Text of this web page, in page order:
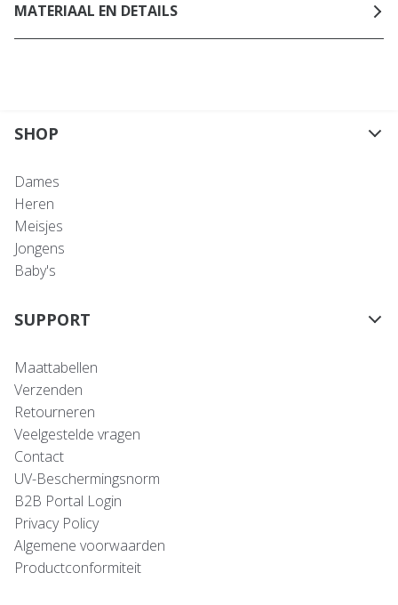
MATERIAAL EN DETAILS
SHOP
Dames
Heren
Meisjes
Jongens
Baby's
SUPPORT
Maattabellen
Verzenden
Retourneren
Veelgestelde vragen
Contact
UV-Beschermingsnorm
B2B Portal Login
Privacy Policy
Algemene voorwaarden
Productconformiteit